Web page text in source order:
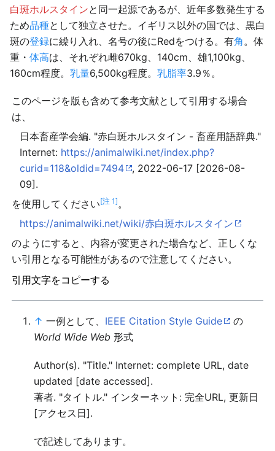
白斑ホルスタインと同一起源であるが、近年多数発生する
ため品種として独立させた。イギリス以外の国では、黒白
斑の登録に繰り入れ、名号の後にRedをつける。有角。体
重・ 体高は、それぞれ雌670kg、140cm、雄1,100kg、
160cm程度。 乳量6,500kg程度。 乳脂率3.9％。
このページを版も含めて参考文献として引用する場合
は、
日本畜産学会編. "赤白斑ホルスタイン - 畜産用語辞典."
Internet: https://animalwiki.net/index.php?
curid=118&oldid=7494
, 2022-06-17 [2026-08-
09].
を使用してください[注 1]。
https://animalwiki.net/wiki/赤白斑ホルスタイン
のようにすると、内容が変更された場合など、正しくな
い引用となる可能性があるので注意してください。
引用文字をコピーする
↑ 一例として、 IEEE Citation Style Guide
の
World Wide Web 形式
Author(s). "Title." Internet: complete URL, date
updated [date accessed].
著者. "タイトル." インターネット: 完全URL, 更新日
[アクセス日].
で記述してあります。